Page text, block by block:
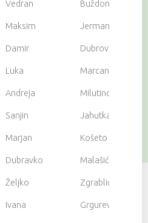
Vedran Buždon
Maksim Jerman
Damir Dubrović
Luka Marcan
Andreja Milutinović
Sanjin Jahutka
Marjan Košeto
Dubravko Malašić
Željko Zgrablić
Ivana Grgurević